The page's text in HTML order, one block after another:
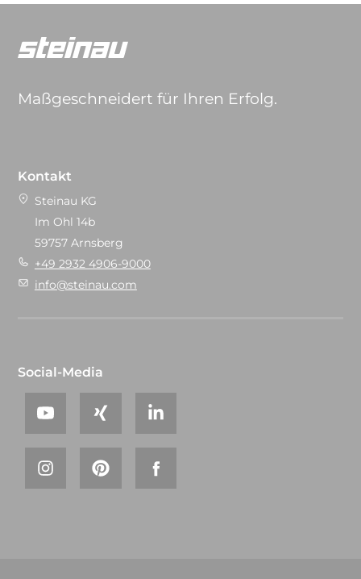
Maßgeschneidert für Ihren Erfolg.
Kontakt
Steinau KG
Im Ohl 14b
59757 Arnsberg
+49 2932 4906-9000
info@steinau.com
Social-Media